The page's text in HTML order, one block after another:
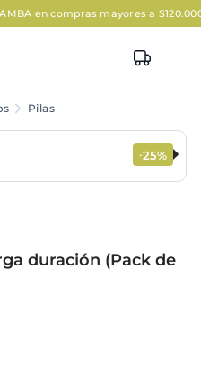
compras mayores a $120.000 Aplican
Pilas
-25%
duración (Pack de